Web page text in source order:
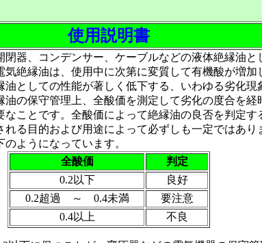
使用説明書
閉器、コンデンサー、ケーブルなどの液体絶縁油と
気絶縁油は、使用中に次第に変質して有機酸が増加
油としての性能が著しく低下する、いわゆる劣化現
油の保守管理上、全酸価を測定して劣化の度合を経
なことです。全酸価によって絶縁油の良否を判定す
れる目的および用途によって必ずしも一定ではあり
ようになっています。
全酸価
判定
0.2以下
良好
0.2超過 ～ 0.4未満
要注意
0.4以上
不良